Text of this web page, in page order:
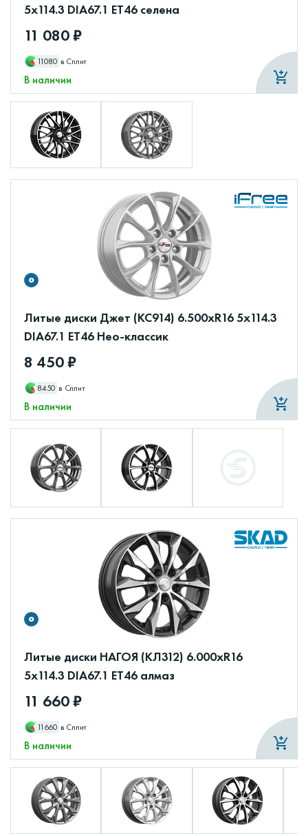
5x114.3 DIA67.1 ET46 селена
11 080 ₽
11080 в Сплит
В наличии
Литые диски Джет (КС914) 6.500xR16 5x114.3
DIA67.1 ET46 Нео-классик
8 450 ₽
8450 в Сплит
В наличии
Литые диски НАГОЯ (КЛ312) 6.000xR16
5x114.3 DIA67.1 ET46 алмаз
11 660 ₽
11660 в Сплит
В наличии